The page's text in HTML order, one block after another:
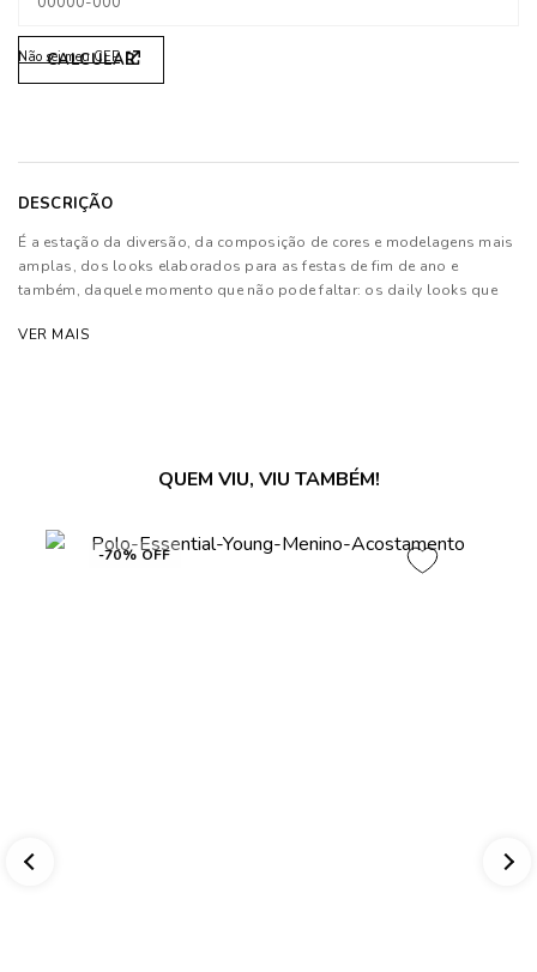
Não sei meu CEP
DESCRIÇÃO
É a estação da diversão, da composição de cores e modelagens mais
amplas, dos looks elaborados para as festas de fim de ano e
também, daquele momento que não pode faltar: os daily looks que
VER MAIS
QUEM VIU, VIU TAMBÉM!
-70% OFF